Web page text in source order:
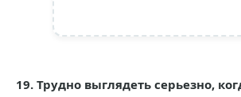
19. Трудно выглядеть серьезно,